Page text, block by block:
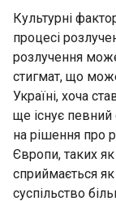
Культурні
процесі
розлучення
стигмат, що
Україні, хоча
ще існує
на рішення про
Європи, таких
сприймається
суспільство